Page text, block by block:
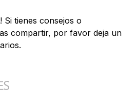
Si tienes consejos o
compartir, por favor deja un